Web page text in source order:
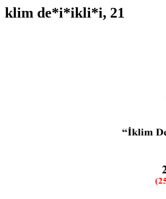
klim de*i*ikli*i, 21